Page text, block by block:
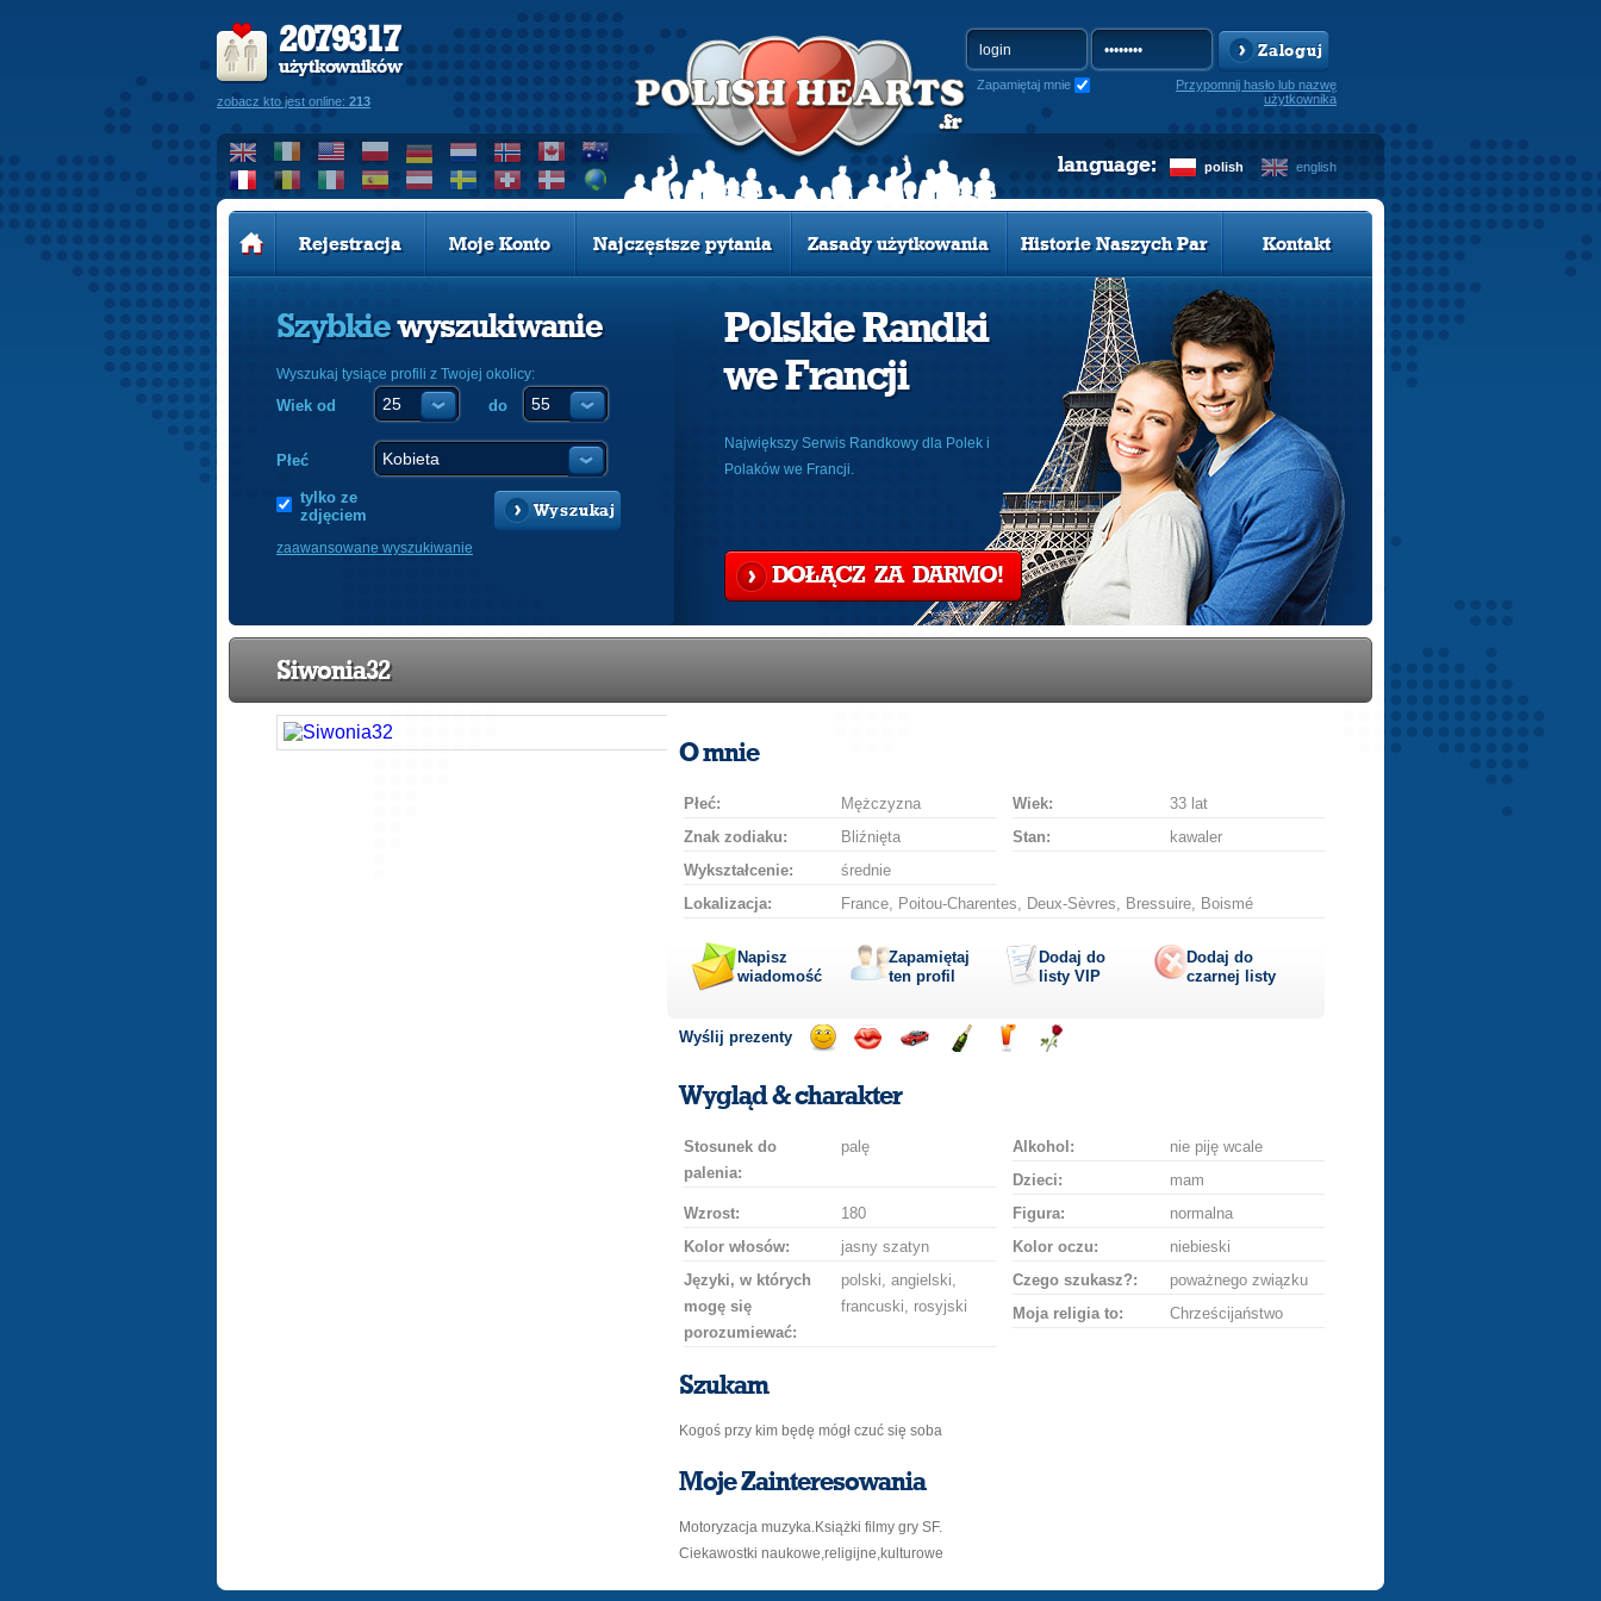
2079317
użytkowników
zobacz kto jest online: 213
Zaloguj
Zapamiętaj mnie
Przypomnij hasło lub nazwę
użytkownika
polish english
language:
Rejestracja Moje Konto Najczęstsze pytania Zasady użytkowania Historie Naszych Par Kontakt
Szybkiewyszukiwanie
Wyszukaj tysiące profili z Twojej okolicy:
Wiek od do
Płeć
tylko ze
zdjęciem
Wyszukaj
zaawansowane wyszukiwanie
Polskie Randki
we Francji
Największy Serwis Randkowy dla Polek i
Polaków we Francji.
DOŁĄCZ ZA DARMO!
Siwonia32
O mnie
Płeć: Mężczyzna Wiek:
33 lat
Znak zodiaku:
Bliźnięta Stan:
kawaler
Wykształcenie:
średnie
Lokalizacja:
France, Poitou-Charentes, Deux-Sèvres, Bressuire, Boismé
Napisz
wiadomość
Zapamiętaj
ten profil
Dodaj do
listy VIP
Dodaj do
czarnej listy
Wyślij prezenty
uśmiechbuziaka
Wygląd & charakter
Stosunek do
palenia:
palę Alkohol:
nie piję wcale
Dzieci:
mam
Wzrost:
180 Figura:
normalna
Kolor włosów:
jasny szatyn Kolor oczu:
niebieski
Języki, w których
mogę się
porozumiewać:
polski, angielski,
francuski, rosyjski
Czego szukasz?:
poważnego związku
Moja religia to:
Chrześcijaństwo
Szukam
Kogoś przy kim będę mógł czuć się soba
Moje Zainteresowania
Motoryzacja muzyka.Książki filmy gry SF.
Ciekawostki naukowe,religijne,kulturowe